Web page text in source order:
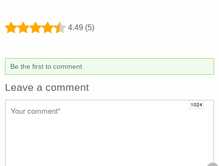
4.49 (5)
Be the first to comment
Leave a comment